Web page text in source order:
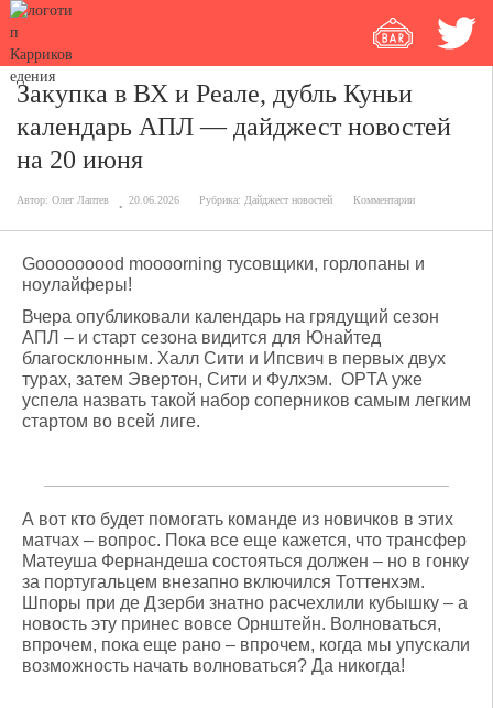
Закупка в ВХ и Реале, дубль Куньи
календарь АПЛ — дайджест новостей
на 20 июня
Автор: Олег Лаптев 20.06.2026 Рубрика: Дайджест новостей Комментарии
Gooooooood moooorning тусовщики, горлопаны и
ноулайферы!
Вчера опубликовали календарь на грядущий сезон
АПЛ – и старт сезона видится для Юнайтед
благосклонным. Халл Сити и Ипсвич в первых двух
турах, затем Эвертон, Сити и Фулхэм. OPTA уже
успела назвать такой набор соперников самым легким
стартом во всей лиге.
А вот кто будет помогать команде из новичков в этих
матчах – вопрос. Пока все еще кажется, что трансфер
Матеуша Фернандеша состояться должен – но в гонку
за португальцем внезапно включился Тоттенхэм.
Шпоры при де Дзерби знатно расчехлили кубышку – а
новость эту принес вовсе Орнштейн. Волноваться,
впрочем, пока еще рано – впрочем, когда мы упускали
возможность начать волноваться? Да никогда!